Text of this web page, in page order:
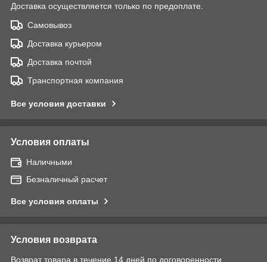
Доставка осуществляется только по предоплате.
Самовывоз
Доставка курьером
Доставка почтой
Транспортная компания
Все условия доставки
Условия оплаты
Наличными
Безналичный расчет
Все условия оплаты
Условия возврата
Возврат товара в течение 14 дней по договоренности